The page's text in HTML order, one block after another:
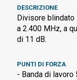
DESCRIZIONE
Divisore
a 2.400 MHz, a
di 11 dB.
PUNTI DI FORZA
- Banda di